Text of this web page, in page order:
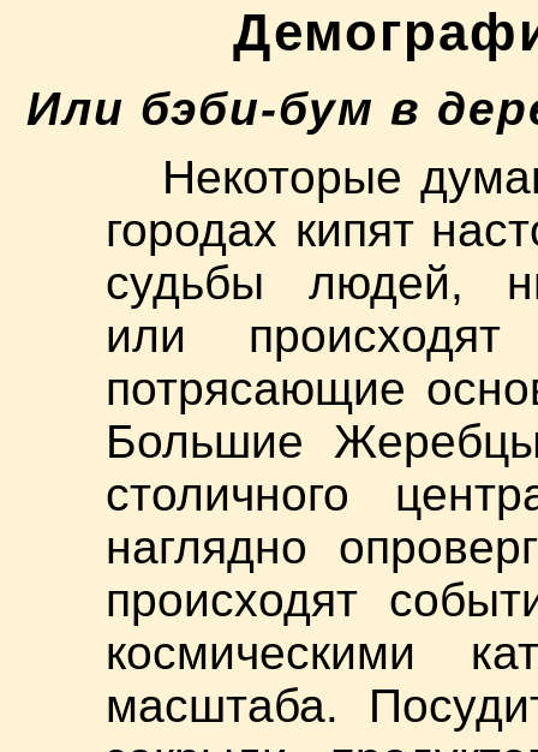
Или бэби-бум в
Некоторые
городах кипят
судьбы людей,
или происходят
потрясающие
Большие
столичного
наглядно
происходят
космическими
масштаба.